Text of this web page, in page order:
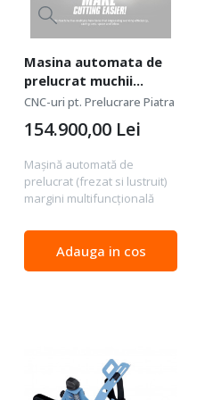
Masina automata de
prelucrat muchii
piatra, granit,
marmura, frezare
cant, slefuire si polish
- Wanlong-MBJ-015
CNC-uri pt. Prelucrare Piatra
Mașină automată de
prelucrat (frezat si lustruit)
margini multifuncțională
PRODUSULUI: Această
mașină are multiple funcții
care îmbunătățesc eficiența
154.900,00 Lei
Adauga in cos